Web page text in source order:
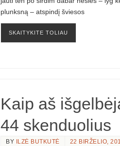
plunksną – atspindį šviesos
SKAITYKITE TOLIAU
Kaip aš
44 skenduolius
BY ILZĖ BUTKUTĖ
22 BIRŽELIO,